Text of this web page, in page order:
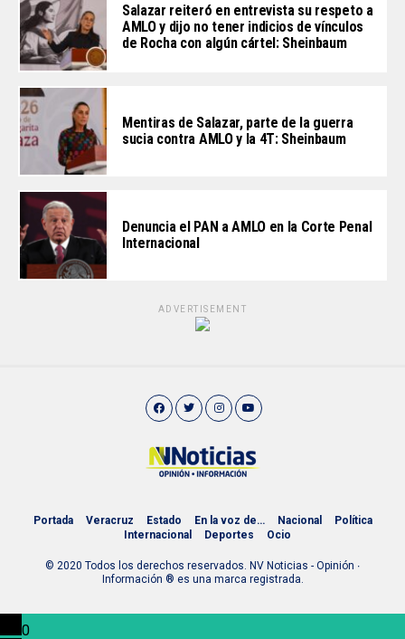
Salazar reiteró en entrevista su respeto a
AMLO y dijo no tener indicios de vínculos
de Rocha con algún cártel: Sheinbaum
Mentiras de Salazar, parte de la guerra
sucia contra AMLO y la 4T: Sheinbaum
Denuncia el PAN a AMLO en la Corte Penal
Internacional
ADVERTISEMENT
Portada Veracruz Estado En la voz de… Nacional
Política
Internacional
Deportes Ocio
© 2020 Todos los derechos reservados. NV Noticias - Opinión ∙
Información ® es una marca registrada.
0